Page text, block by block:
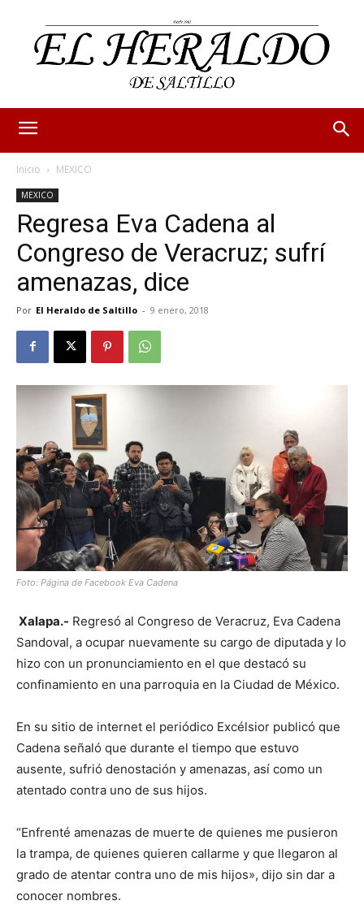
Inicio MEXICO
MEXICO
Regresa Eva Cadena al
Congreso de Veracruz; sufrí
amenazas, dice
Por El Heraldo de Saltillo - 9 enero, 2018
Foto: Página de Facebook Eva Cadena
Xalapa.- Regresó al Congreso de Veracruz, Eva Cadena
Sandoval, a ocupar nuevamente su cargo de diputaday lo
hizo con un pronunciamiento en el que destacó su
confinamiento en una parroquia en la Ciudad de México.
En su sitio de internet el periódico Excélsior publicó que
Cadena señaló que durante el tiempo que estuvo
ausente, sufrió denostación y amenazas, así como un
atentado contra uno de sus hijos.
“Enfrenté amenazas de muerte de quienes me pusieron
la trampa, de quienes quieren callarme y que llegaron al
grado de atentar contra uno de mis hijos», dijo sin dar a
conocer nombres.